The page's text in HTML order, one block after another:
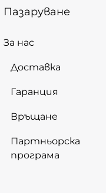
Пазаруване
За нас
Доставка
Гаранция
Връщане
Партньорска
програма